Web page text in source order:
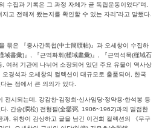
수집과 기록은 그 과정 자체가 곧 독립운동이었다”며,
고 전해져 왔는지를 확인할 수 있는 자리”라고 말했다.
묶은 『중사간독첩(中士簡牘帖)』과 오세창이 수집하
域書彙)』, 『근역화휘(槿域畵彙)』, 『근역석묵(槿域石
여러 기관에 나뉘어 소장되어 있던 주요 유물이 역사상
경석과 오세창의 컬렉션이 대규모로 출품되어, 한국
는 점에서 큰 의의가 있다.
시되는데, 강감찬·김정희·신사임당·정약용·한석봉 등
. 간송(澗松) 전형필(全鎣弼, 1906~1962)과의 밀접한
과, 위창이 감상하고 글을 남긴 이건희 컬렉션의 《무구